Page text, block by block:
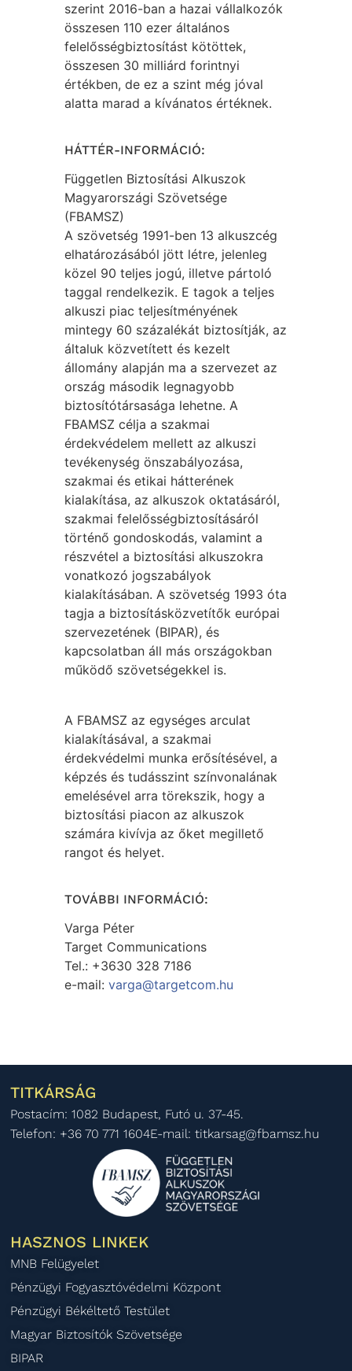
szerint 2016-ban a hazai vállalkozók
összesen 110 ezer általános
felelősségbiztosítást kötöttek,
összesen 30 milliárd forintnyi
értékben, de ez a szint még jóval
alatta marad a kívánatos értéknek.
HÁTTÉR-INFORMÁCIÓ:
Független Biztosítási Alkuszok
Magyarországi Szövetsége
(FBAMSZ)
A szövetség 1991-ben 13 alkuszcég
elhatározásából jött létre, jelenleg
közel 90 teljes jogú, illetve pártoló
taggal rendelkezik. E tagok a teljes
alkuszi piac teljesítményének
mintegy 60 százalékát biztosítják, az
általuk közvetített és kezelt
állomány alapján ma a szervezet az
ország második legnagyobb
biztosítótársasága lehetne. A
FBAMSZ célja a szakmai
érdekvédelem mellett az alkuszi
tevékenység önszabályozása,
szakmai és etikai hátterének
kialakítása, az alkuszok oktatásáról,
szakmai felelősségbiztosításáról
történő gondoskodás, valamint a
részvétel a biztosítási alkuszokra
vonatkozó jogszabályok
kialakításában. A szövetség 1993 óta
tagja a biztosításközvetítők európai
szervezetének (BIPAR), és
kapcsolatban áll más országokban
működő szövetségekkel is.
A FBAMSZ az egységes arculat
kialakításával, a szakmai
érdekvédelmi munka erősítésével, a
képzés és tudásszint színvonalának
emelésével arra törekszik, hogy a
biztosítási piacon az alkuszok
számára kivívja az őket megillető
rangot és helyet.
TOVÁBBI INFORMÁCIÓ:
Varga Péter
Target Communications
Tel.: +3630 328 7186
e-mail:varga@targetcom.hu
TITKÁRSÁG
Postacím: 1082 Budapest, Futó u. 37-45.
Telefon: +36 70 771 1604E-mail: titkarsag@fbamsz.hu
HASZNOS LINKEK
MNB Felügyelet
Pénzügyi Fogyasztóvédelmi Központ
Pénzügyi Békéltető Testület
Magyar Biztosítók Szövetsége
BIPAR